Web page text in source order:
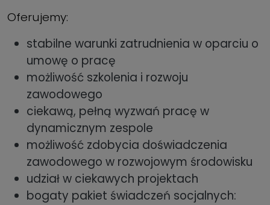
Oferujemy:
stabilne warunki zatrudnienia w oparciu o
umowę o pracę
możliwość szkolenia i rozwoju
zawodowego
ciekawą, pełną wyzwań pracę w
dynamicznym zespole
możliwość zdobycia doświadczenia
zawodowego w rozwojowym środowisku
udział w ciekawych projektach
bogaty pakiet świadczeń socjalnych: